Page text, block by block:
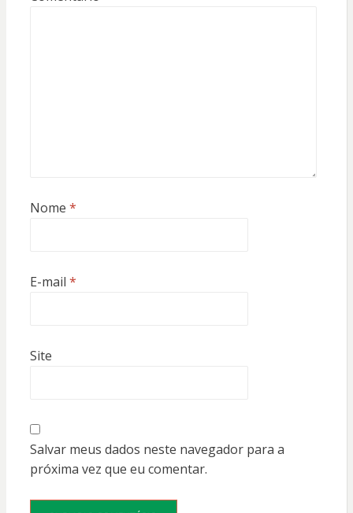
Nome *
E-mail *
Site
Salvar meus dados neste navegador para a
próxima vez que eu comentar.